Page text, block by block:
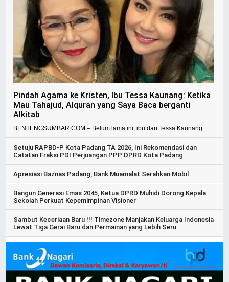
Pindah Agama ke Kristen, Ibu Tessa Kaunang: Ketika
Mau Tahajud, Alquran yang Saya Baca berganti
Alkitab
BENTENGSUMBAR.COM – Belum lama ini, ibu dari Tessa Kaunang...
Setuju RAPBD-P Kota Padang TA 2026, Ini Rekomendasi dan
Catatan Fraksi PDI Perjuangan PPP DPRD Kota Padang
Apresiasi Baznas Padang, Bank Muamalat Serahkan Mobil
Bangun Generasi Emas 2045, Ketua DPRD Muhidi Dorong Kepala
Sekolah Perkuat Kepemimpinan Visioner
Sambut Keceriaan Baru !!! Timezone Manjakan Keluarga Indonesia
Lewat Tiga Gerai Baru dan Permainan yang Lebih Seru